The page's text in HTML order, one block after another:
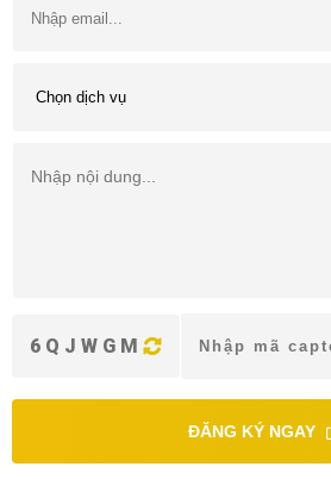
6QJWGM
ĐĂNG KÝ NGAY